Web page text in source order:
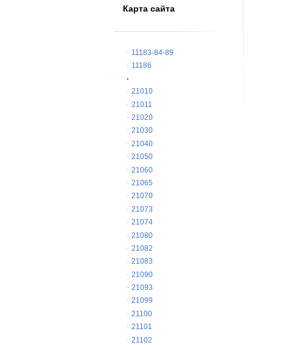
Карта сайта
11183-84-89
11186
21010
21011
21020
21030
21040
21050
21060
21065
21070
21073
21074
21080
21082
21083
21090
21093
21099
21100
21101
21102